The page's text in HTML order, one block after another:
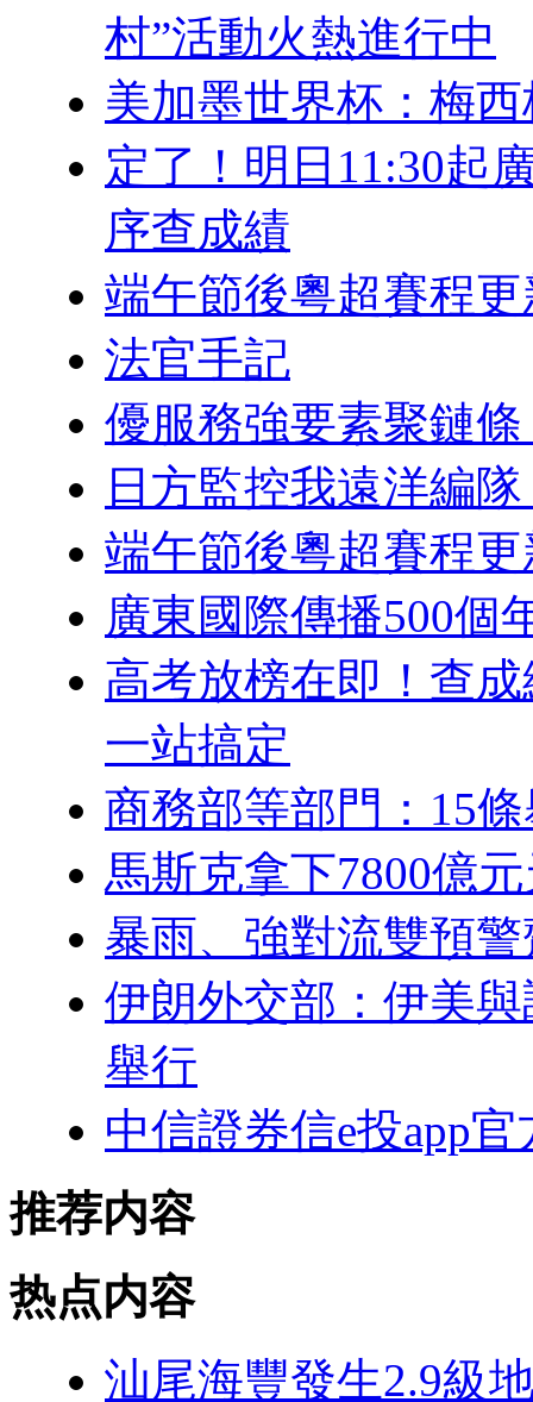
村”活動火熱進行中
美加墨世界杯：梅
定了！明日11:30起
序查成績
端午節後粵超賽程
法官手記
優服務強要素聚鏈
日方監控我遠洋編
端午節後粵超賽程
廣東國際傳播500個
高考放榜在即！查
一站搞定
商務部等部門：15
馬斯克拿下7800億
暴雨、強對流雙預
伊朗外交部：伊美
舉行
中信證券信e投app
推荐内容
热点内容
汕尾海豐發生2.9級